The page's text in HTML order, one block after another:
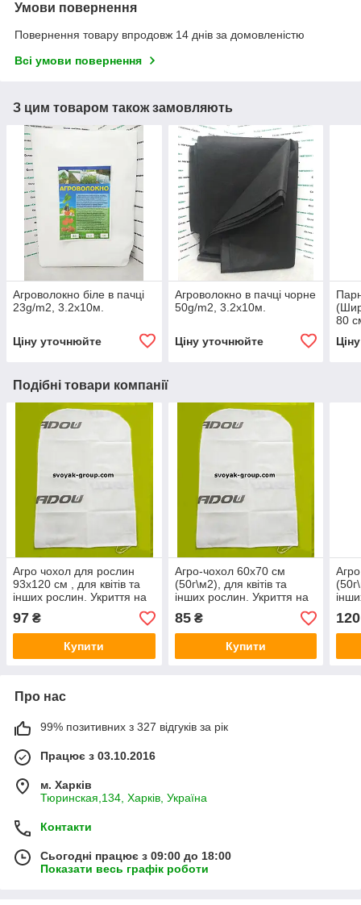
Умови повернення
Повернення товару впродовж 14 днів за домовленістю
Всі умови повернення
З цим товаром також замовляють
Агроволокно біле в пачці
23g/m2, 3.2х10м.
Ціну уточнюйте
Агроволокно в пачці чорне
50g/m2, 3.2х10м.
Ціну уточнюйте
80
Подібні товари компанії
Агро чохол для рослин
93х120 см , для квітів та
інших рослин. Укриття на
зимовий період.
97 ₴
Купити
Агро-чохол 60х70 см
(50г\м2), для квітів та
інших рослин. Укриття на
зимовий період.
85₴
Купити
120
Про нас
99% позитивних з 327 відгуків за рік
Працює з 03.10.2016
м. Харків
Тюринская,134, Харків, Україна
Контакти
Сьогодні працює з 09:00 до 18:00
Показати весь графік роботи